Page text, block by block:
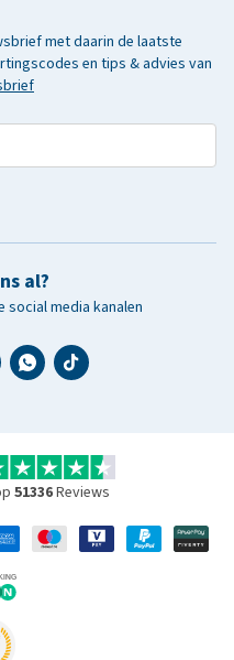
met daarin de laatste
en tips & advies van
al?
social media kanalen
51336Reviews